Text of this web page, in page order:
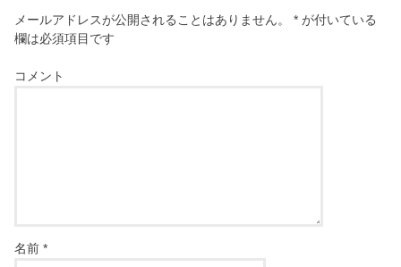
メールアドレスが公開されることはありません。 * が付いている
欄は必須項目です
コメント
名前*